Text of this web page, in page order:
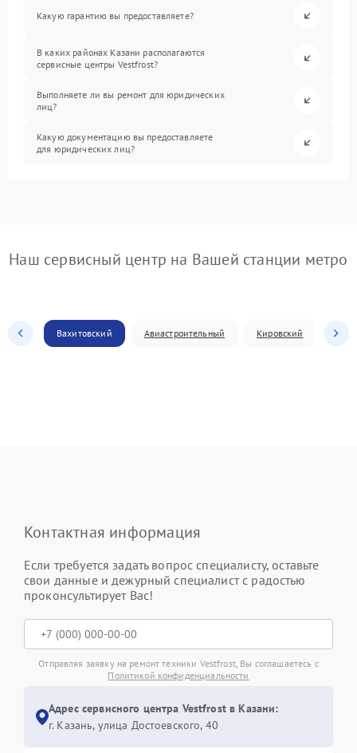
Какую гарантию вы предоставляете?
В каких районах Казани располагаются
сервисные центры Vestfrost?
Выполняете ли вы ремонт для юридических
лиц?
Какую документацию вы предоставляете
для юридических лиц?
Наш сервисный центр на Вашей станции метро
Вахитовский Авиастроительный Кировский
Контактная информация
Если требуется задать вопрос специалисту, оставьте
свои данные и дежурный специалист с радостью
проконсультирует Вас!
Отправляя заявку на ремонт техники Vestfrost, Вы соглашаетесь с
Политикой конфиденциальности
Адрес сервисного центра Vestfrost в Казани:
г. Казань, улица Достоевского, 40